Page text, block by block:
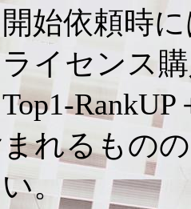
始依頼時
イセンス
れるもの
。